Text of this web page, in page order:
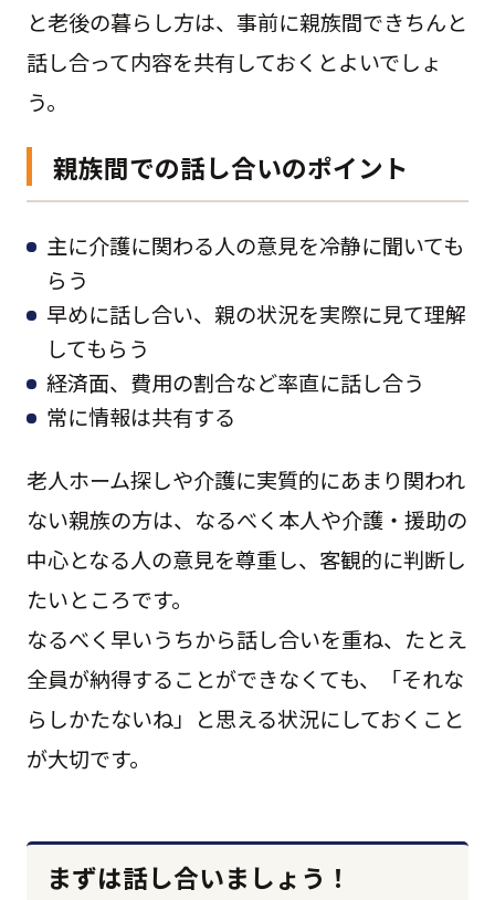
と老後の暮らし方は、事前に親族間できちんと
話し合って内容を共有しておくとよいでしょ
う。
親族間での話し合いのポイント
主に介護に関わる人の意見を冷静に聞いても
らう
早めに話し合い、親の状況を実際に見て理解
してもらう
経済面、費用の割合など率直に話し合う
常に情報は共有する
老人ホーム探しや介護に実質的にあまり関われ
ない親族の方は、なるべく本人や介護・援助の
中心となる人の意見を尊重し、客観的に判断し
たいところです。
なるべく早いうちから話し合いを重ね、たとえ
全員が納得することができなくても、「それな
らしかたないね」と思える状況にしておくこと
が大切です。
まずは話し合いましょう！